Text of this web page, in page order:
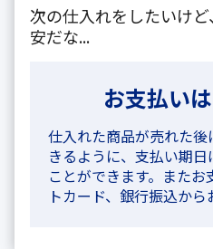
次の仕入れをしたいけ
安だな...
お支払い
仕入れた商品が売れた
きるように、支払い期
ことができます。また
トカード、銀行振込から